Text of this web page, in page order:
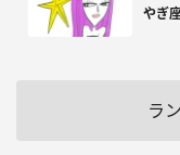
やぎ
ラ